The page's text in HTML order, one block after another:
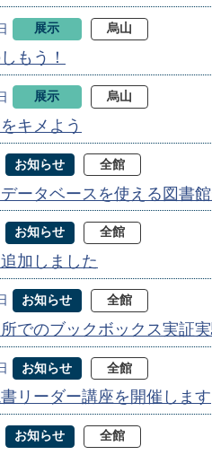
展示 烏山
もう！
展示 烏山
キメよう
お知らせ 全館
ータベースを使える図書館
お知らせ 全館
加しました
お知らせ 全館
でのブックボックス実証
お知らせ 全館
リーダー講座を開催します
お知らせ 全館